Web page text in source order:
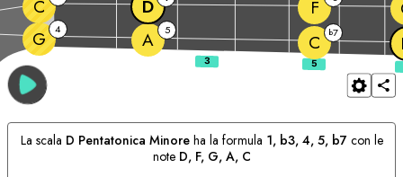
G 4 A 5
C b7
C D F
La scala D Pentatonica Minoreha la formula 1, b3, 4, 5, b7con le
note D, F, G, A, C